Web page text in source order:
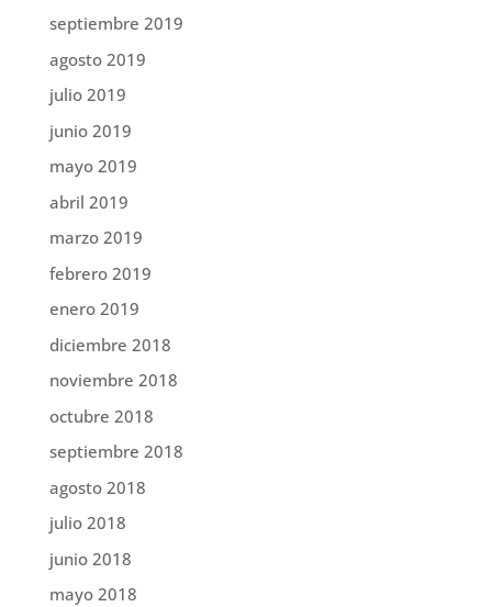
septiembre 2019
agosto 2019
julio 2019
junio 2019
mayo 2019
abril 2019
marzo 2019
febrero 2019
enero 2019
diciembre 2018
noviembre 2018
octubre 2018
septiembre 2018
agosto 2018
julio 2018
junio 2018
mayo 2018